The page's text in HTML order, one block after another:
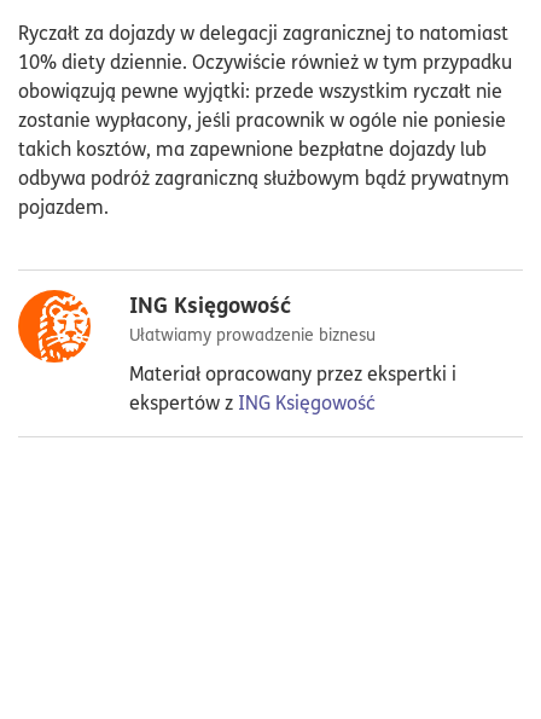
Ryczałt za dojazdy w delegacji zagranicznej to natomiast
10% diety dziennie. Oczywiście również w tym przypadku
obowiązują pewne wyjątki: przede wszystkim ryczałt nie
zostanie wypłacony, jeśli pracownik w ogóle nie poniesie
takich kosztów, ma zapewnione bezpłatne dojazdy lub
odbywa podróż zagraniczną służbowym bądź prywatnym
pojazdem.
ING Księgowość
Ułatwiamy prowadzenie biznesu
Materiał opracowany przez ekspertki i
ekspertów z ING Księgowość